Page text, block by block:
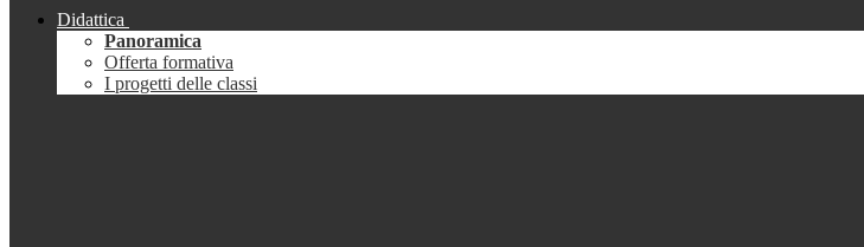
Didattica
Panoramica
Offerta formativa
I progetti delle classi